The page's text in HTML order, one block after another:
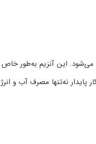
می‌شود. این آنزیم به‌طور
پایدار نه‌تنها مصرف آب و